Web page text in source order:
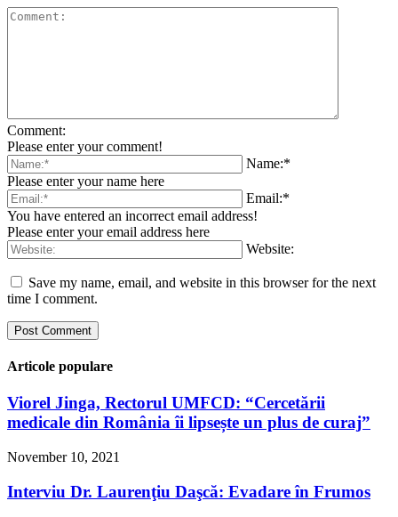
Comment:
Please enter your comment!
Name:*
Please enter your name here
Email:*
You have entered an incorrect email address!
Please enter your email address here
Website:
Save my name, email, and website in this browser for the next
time I comment.
Articole populare
Viorel Jinga, Rectorul UMFCD: “Cercetării
medicale din România îi lipsește un plus de curaj”
November 10, 2021
Interviu Dr. Laurenţiu Daşcă: Evadare în Frumos